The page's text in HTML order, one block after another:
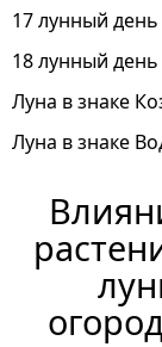
17 лунный день
18 лунный день
Луна в знаке
Луна в знаке